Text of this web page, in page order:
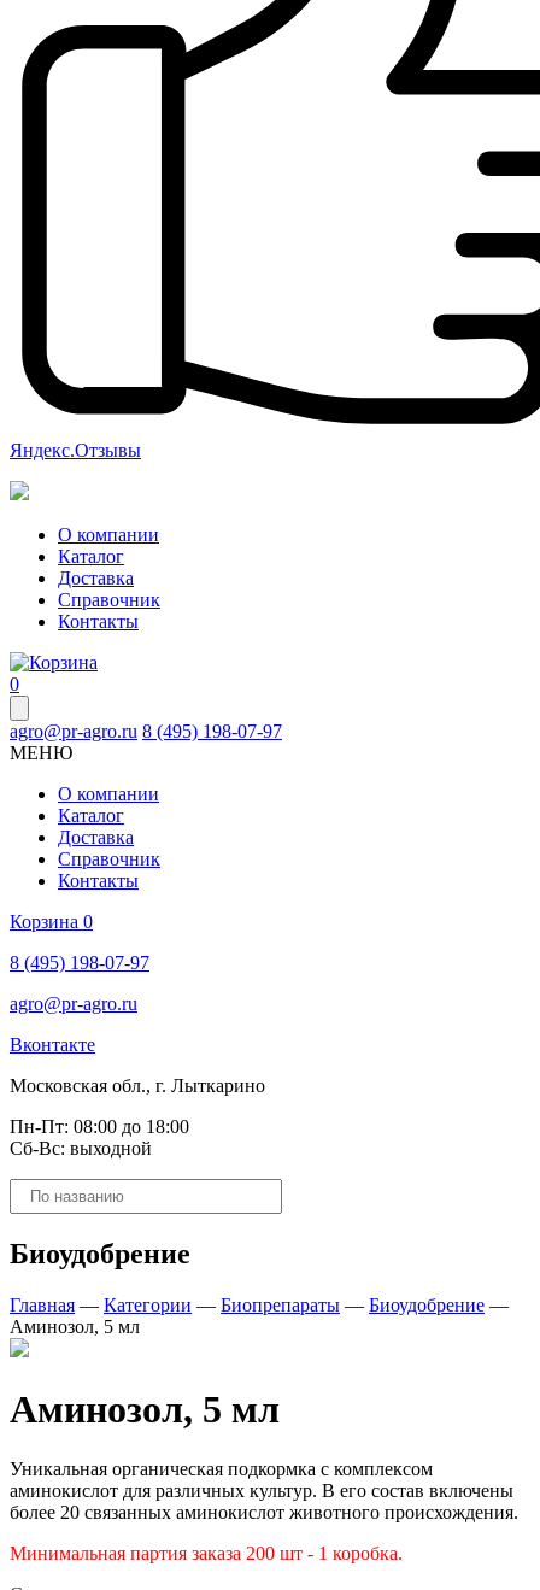
Яндекс.Отзывы
О компании
Каталог
Доставка
Справочник
Контакты
0
agro@pr-agro.ru 8 (495) 198-07-97
МЕНЮ
О компании
Каталог
Доставка
Справочник
Контакты
Корзина 0
8 (495) 198-07-97
agro@pr-agro.ru
Вконтакте
Московская обл., г. Лыткарино
Пн-Пт: 08:00 до 18:00
Сб-Вс: выходной
Поиск
товаров
Биоудобрение
Главная — Категории — Биопрепараты — Биоудобрение —
Аминозол, 5 мл
Аминозол, 5 мл
Уникальная органическая подкормка с комплексом
аминокислот для различных культур. В его состав включены
более 20 связанных аминокислот животного происхождения.
Минимальная партия заказа 200 шт - 1 коробка.